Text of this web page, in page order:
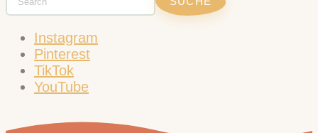
Instagram
Pinterest
TikTok
YouTube